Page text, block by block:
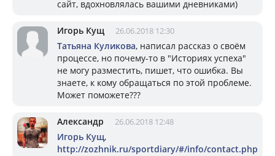
сайт, вдохновлялась вашими дневниками)
Игорь Кущ 26.06.2018 12:30
Татьяна Куликова, написал рассказ о своём
процессе, но почему-то в "Историях успеха"
не могу разместить, пишет, что ошибка. Вы
знаете, к кому обращаться по этой проблеме.
Может поможете???
Александр 26.06.2018 12:48
Игорь Кущ,
http://zozhnik.ru/sportdiary/#/info/contact.php